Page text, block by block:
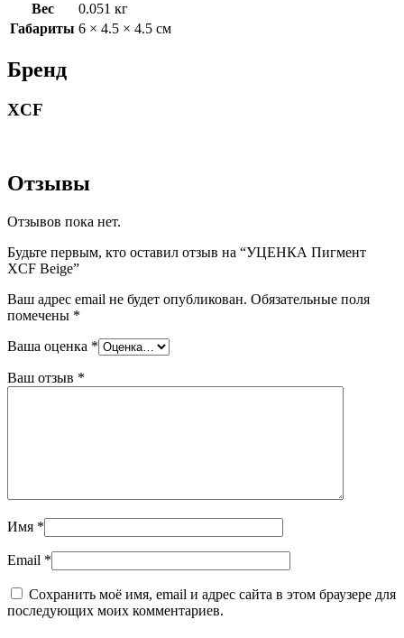
Вес
0.051 кг
Габариты 6 × 4.5 × 4.5 см
Бренд
XCF
Отзывы
Отзывов пока нет.
Будьте первым, кто оставил отзыв на “УЦЕНКА Пигмент
XCF Beige”
Ваш адрес email не будет опубликован. Обязательные поля
помечены *
Ваша оценка *
Ваш отзыв *
Имя *
Email *
Сохранить моё имя, email и адрес сайта в этом браузере для
последующих моих комментариев.